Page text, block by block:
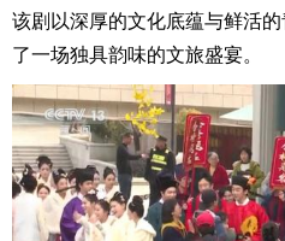
该剧以深厚的文化底蕴与鲜活
了一场独具韵味的文旅盛宴。